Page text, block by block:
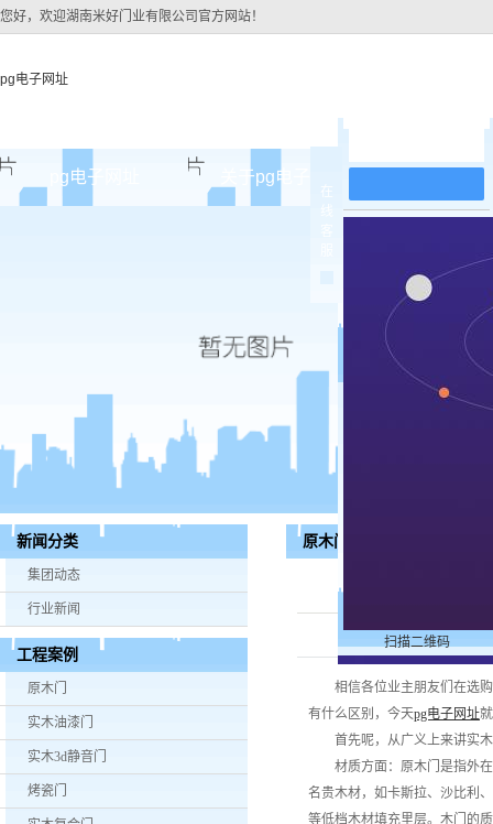
您好，欢迎湖南米好门业有限公司官方网站！
pg电子网址
pg电子网址 关于pg电子网址
公司团队
实木油
实木3d
烤瓷
实木复
新闻分类
集团动态
行业新闻
工程案例
原木门
实木油漆门
实木3d静音门
烤瓷门
原木门比实木门贵这么多
相信各位业主朋友们在选
有什么区别，今天pg电子网址
首先呢，从广义上来讲实
材质方面：原木门是指外
名贵木材，如卡斯拉、沙比利
等低档木材填充里层。木门的
在
扫描二维码